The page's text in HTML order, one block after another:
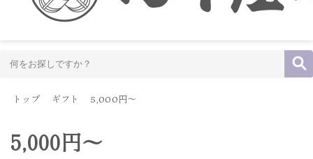
トップ ギフト 5,000円～
5,000円～